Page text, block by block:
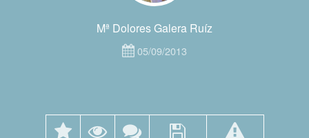
Mª Dolores Galera Ruíz
05/09/2013